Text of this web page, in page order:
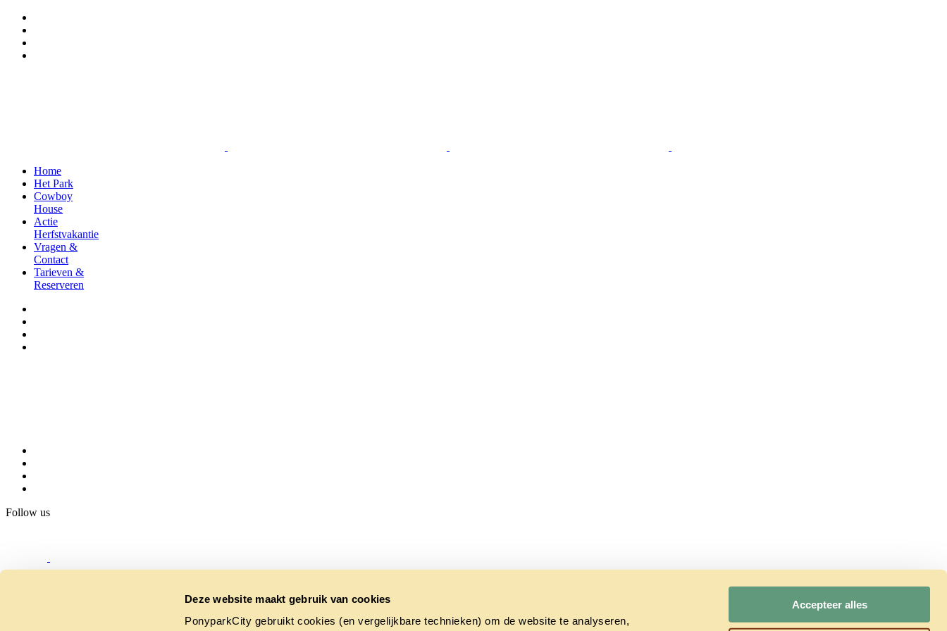
Deze website maakt gebruik van cookies
PonyparkCity gebruikt cookies (en vergelijkbare technieken) om de website te analyseren,
Accepteer alles
Home
Het Park
Cowboy
House
Actie
Herfstvakantie
Vragen &
Contact
Tarieven &
Reserveren
Follow us